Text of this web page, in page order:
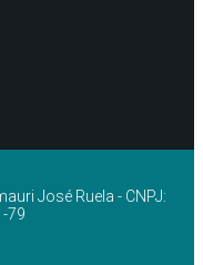
José Ruela - CNPJ:
79